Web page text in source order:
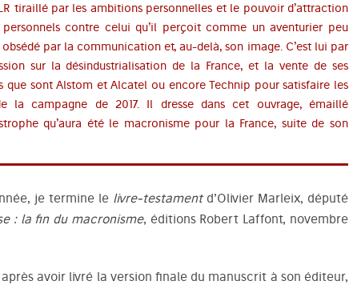
tiraillé par les ambitions personnelles et le pouvoir d’attraction
contre celui qu’il perçoit comme un aventurier peu
par la communication et, au-delà, son image. C’est lui par
sur la désindustrialisation de la France, et la vente de ses
que sont Alstom et Alcatel ou encore Technip pour satisfaire les
la campagne de 2017. Il dresse dans cet ouvrage, émaillé
qu’aura été le macronisme pour la France, suite de son
je termine le livre-testamentd’Olivier Marleix, député
: la fin du macronisme, éditions Robert Laffont, novembre
avoir livré la version finale du manuscrit à son éditeur,